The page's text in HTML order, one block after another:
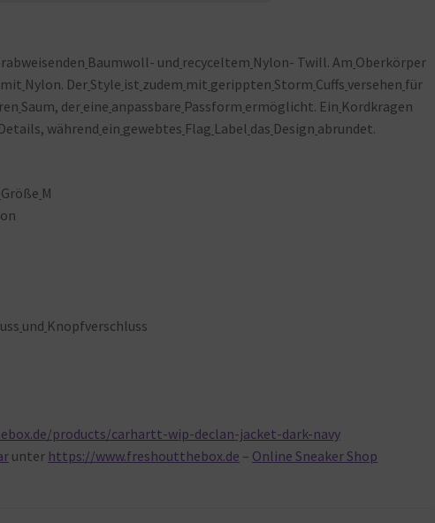
Baumwoll- und recyceltem Nylon- Twill. Am Oberkörper
mit Nylon. Der Style ist zudem mit gerippten Storm Cuffs versehen für
Saum, der eine anpassbare Passform ermöglicht. Ein Kordkragen
Details, während ein gewebtes Flag Label das Design abrundet.
Größe M
und Knopfverschluss
products/carhartt-wip-declan-jacket-dark-navy
unter https://www.freshoutthebox.de – Online Sneaker Shop